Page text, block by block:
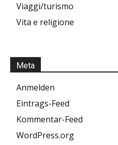
Viaggi/turismo
Vita e religione
Meta
Anmelden
Eintrags-Feed
Kommentar-Feed
WordPress.org